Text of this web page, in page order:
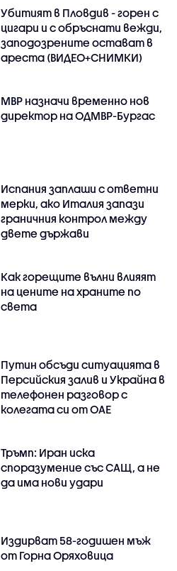
Убитият в Пловдив - горен с
цигари и с обръснати вежди,
заподозрените остават в
ареста (ВИДЕО+СНИМКИ)
МВР назначи временно нов
директор на ОДМВР-Бургас
Испания заплаши с ответни
мерки, ако Италия запази
граничния контрол между
двете държави
Как горещите вълни влияят
на цените на храните по
света
Путин обсъди ситуацията в
Персийския залив и Украйна в
телефонен разговор с
колегата си от ОАЕ
Тръмп: Иран иска
споразумение със САЩ, а не
да има нови удари
Издирват 58-годишен мъж
от Горна Оряховица